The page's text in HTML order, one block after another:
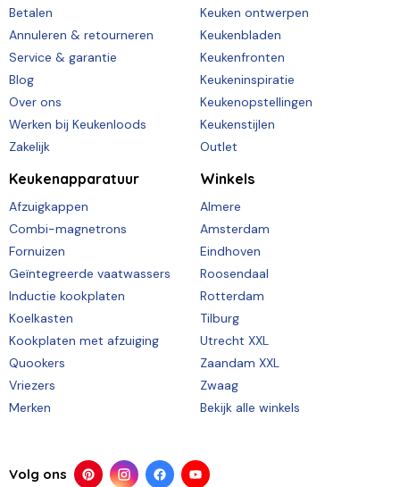
Betalen
Annuleren & retourneren
Service & garantie
Blog
Over ons
Werken bij Keukenloods
Zakelijk
Keuken ontwerpen
Keukenbladen
Keukenfronten
Keukeninspiratie
Keukenopstellingen
Keukenstijlen
Outlet
Keukenapparatuur
Afzuigkappen
Combi-magnetrons
Fornuizen
Geïntegreerde vaatwassers
Inductie kookplaten
Koelkasten
Kookplaten met afzuiging
Quookers
Vriezers
Merken
Winkels
Almere
Amsterdam
Eindhoven
Roosendaal
Rotterdam
Tilburg
Utrecht XXL
Zaandam XXL
Zwaag
Bekijk alle winkels
Volg ons